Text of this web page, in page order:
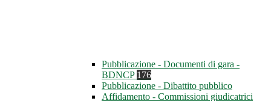
Pubblicazione - Documenti di gara -
BDNCP 176
Pubblicazione - Dibattito pubblico
Affidamento - Commissioni giudicatrici